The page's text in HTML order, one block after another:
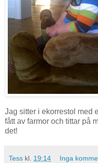
Jag sitter i ekorrestol med
fått av farmor och tittar på
det!
Tess kl. 19:14 Inga